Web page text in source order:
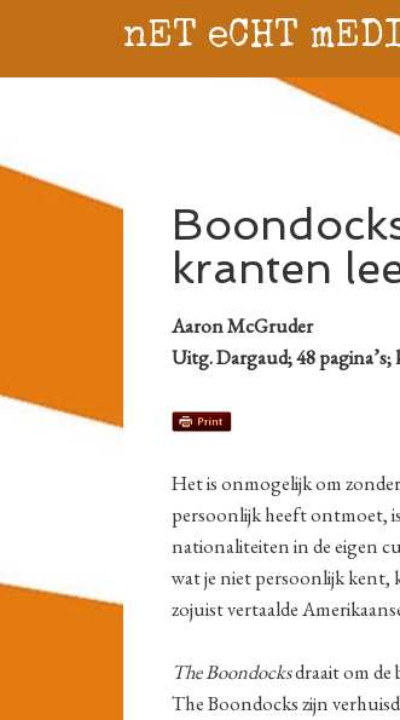
nET eCHT
kranten
Aaron McGruder
Uitg. Dargaud; 48
Het is onmogelijk om
persoonlijk heeft ontmoet,
nationaliteiten in de eigen
wat je niet persoonlijk kent,
zojuist vertaalde
The Boondocksdraait om de
The Boondocks zijn